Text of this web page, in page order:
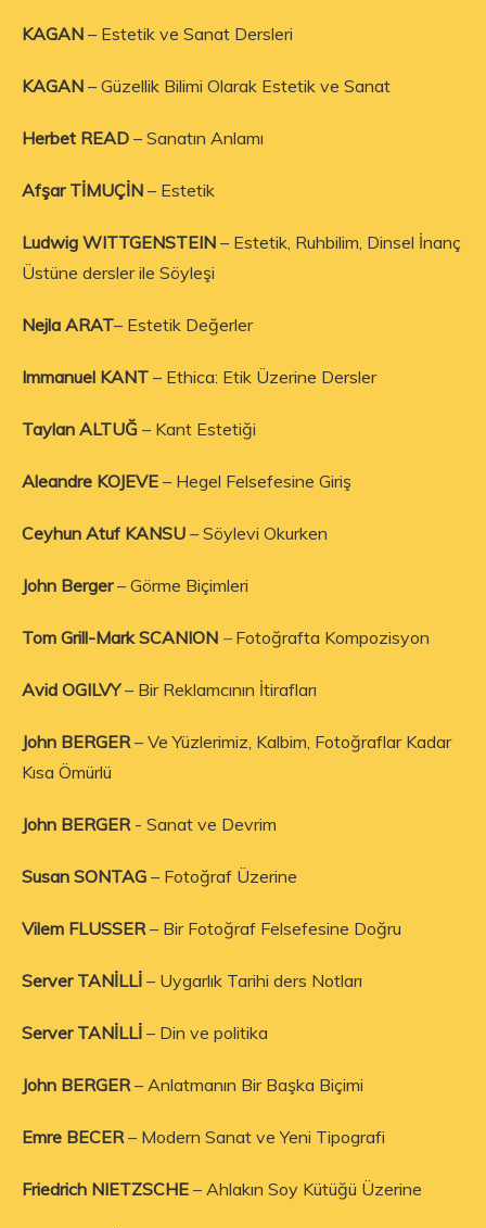
KAGAN– Estetik ve Sanat Dersleri
KAGAN– Güzellik Bilimi Olarak Estetik ve Sanat
Herbet READ– Sanatın Anlamı
Afşar TİMUÇİN– Estetik
Ludwig WITTGENSTEIN– Estetik, Ruhbilim, Dinsel İnanç
Üstüne dersler ile Söyleşi
Nejla ARAT– Estetik Değerler
Immanuel KANT– Ethica: Etik Üzerine Dersler
Taylan ALTUĞ – Kant Estetiği
Aleandre KOJEVE– Hegel Felsefesine Giriş
Ceyhun Atuf KANSU– Söylevi Okurken
John Berger– Görme Biçimleri
Tom Grill-Mark SCANION–Fotoğrafta Kompozisyon
Avid OGILVY– Bir Reklamcının İtirafları
John BERGER– Ve Yüzlerimiz, Kalbim, Fotoğraflar Kadar
Kısa Ömürlü
John BERGER­- Sanat ve Devrim
Susan SONTAG– Fotoğraf Üzerine
Vilem FLUSSER– Bir Fotoğraf Felsefesine Doğru
Server TANİLLİ– Uygarlık Tarihi ders Notları
Server TANİLLİ– Din ve politika
John BERGER– Anlatmanın Bir Başka Biçimi
Emre BECER– Modern Sanat ve Yeni Tipografi
Friedrich NIETZSCHE– Ahlakın Soy Kütüğü Üzerine